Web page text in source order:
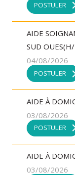
POSTULER
AIDE
SUD
04/08/2026
POSTULER
AIDE À
03/08/2026
POSTULER
AIDE À
03/08/2026